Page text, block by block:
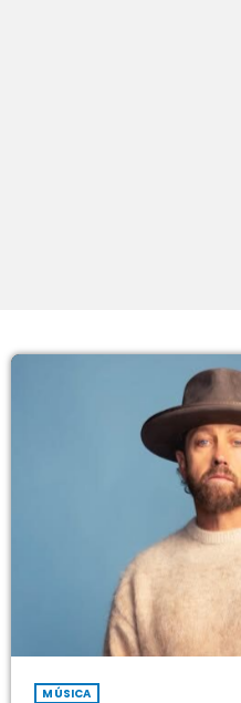
COM PATRICIA
02:00 - 05:59
MÚSICA